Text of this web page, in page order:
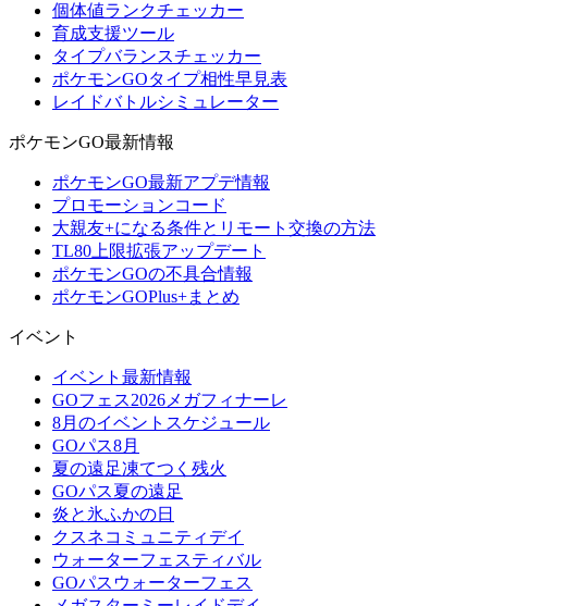
個体値ランクチェッカー
育成支援ツール
タイプバランスチェッカー
ポケモンGOタイプ相性早見表
レイドバトルシミュレーター
ポケモンGO最新情報
ポケモンGO最新アプデ情報
プロモーションコード
大親友+になる条件とリモート交換の方法
TL80上限拡張アップデート
ポケモンGOの不具合情報
ポケモンGOPlus+まとめ
イベント
イベント最新情報
GOフェス2026メガフィナーレ
8月のイベントスケジュール
GOパス8月
夏の遠足凍てつく残火
GOパス夏の遠足
炎と氷ふかの日
クスネコミュニティデイ
ウォーターフェスティバル
GOパスウォーターフェス